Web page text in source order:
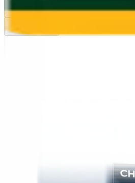
Previous slide